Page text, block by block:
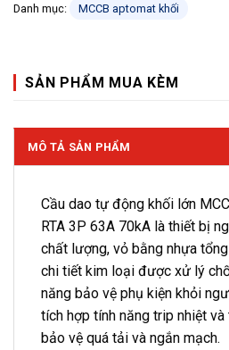
Danh mục: MCCB aptomat khối
SẢN PHẨM MUA KÈM
MÔ TẢ SẢN PHẨM
Cầu dao tự động khối lớn
RTA 3P 63A 70kA là thiết bị
chất lượng, vỏ bằng nhựa
chi tiết kim loại được xử lý
năng bảo vệ phụ kiện khỏi
tích hợp tính năng trip nhiệt
bảo vệ quá tải và ngắn mạch.